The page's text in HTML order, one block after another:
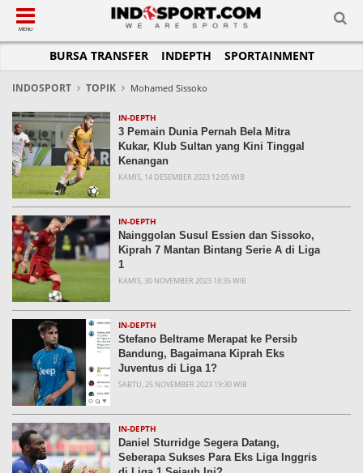
SUB-MENU
SEPAKBOLA
LIGA 1
LIGA 2
LIGA INGGRIS
LIGA ITALIA
LIGA SPANYOL
LIGA CHAMPIONS
LIGA JERMAN
LIGA PRANCIS
LIGA EUROPA
SUB-MENU
SPORTAINMENT
SELEBSPORT
LIFESTYLE
SUB-MENU
OTOMOTIF
MOTOGP
FORMULA 1
OTOMANIA
SUB-MENU
RAKET
MMA
FUTSAL
OLIMPIK
E-SPORT
SUB-MENU
JADWAL
KLASEMEN
SUB-MENU
TOPIK HARI INI
PERATURAN OLAHRAGA
TIPS DAN TRIK
INFOGRAFIS
GALERI FOTO
TEMPAT OLAHRAGA
PASUKAN SEHAT
KOMUNITAS SEHAT
MENU
BURSA TRANSFER INDEPTH SPORTAINMENT
INDOSPORT TOPIK Mohamed Sissoko
IN-DEPTH
3 Pemain Dunia Pernah Bela Mitra
Kukar, Klub Sultan yang Kini Tinggal
Kenangan
KAMIS, 14 DESEMBER 2023 12:05 WIB
IN-DEPTH
Nainggolan Susul Essien dan Sissoko,
Kiprah 7 Mantan Bintang Serie A di Liga
1
KAMIS, 30 NOVEMBER 2023 18:35 WIB
IN-DEPTH
Stefano Beltrame Merapat ke Persib
Bandung, Bagaimana Kiprah Eks
Juventus di Liga 1?
SABTU, 25 NOVEMBER 2023 19:30 WIB
IN-DEPTH
Daniel Sturridge Segera Datang,
Seberapa Sukses Para Eks Liga Inggris